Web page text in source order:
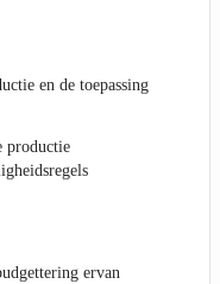
en de toepassing
productie
ervan